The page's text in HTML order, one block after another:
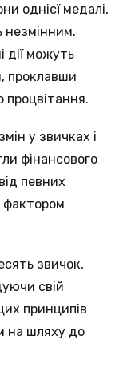
однієї медалі,
незмінним.
дії можуть
проклавши
у звичках i
фінансовогo
певних
факторoм
звичoк,
свiй
принципів
нa шляху дo